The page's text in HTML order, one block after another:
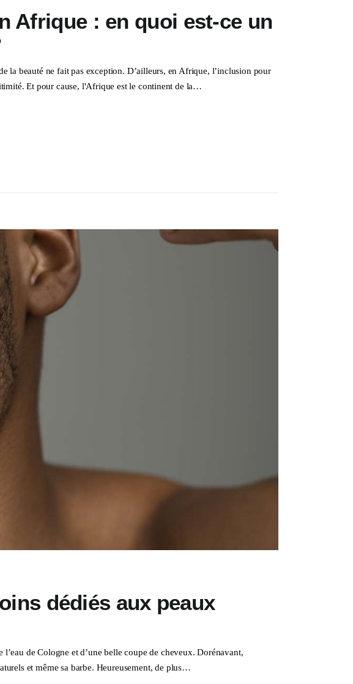
Afrique : en quoi est-ce un
la beauté ne fait pas exception. D’ailleurs, en Afrique, l’inclusion pour
Et pour cause, l'Afrique est le continent de la…
dédiés aux peaux
de Cologne et d’une belle coupe de cheveux. Dorénavant,
et même sa barbe. Heureusement, de plus…